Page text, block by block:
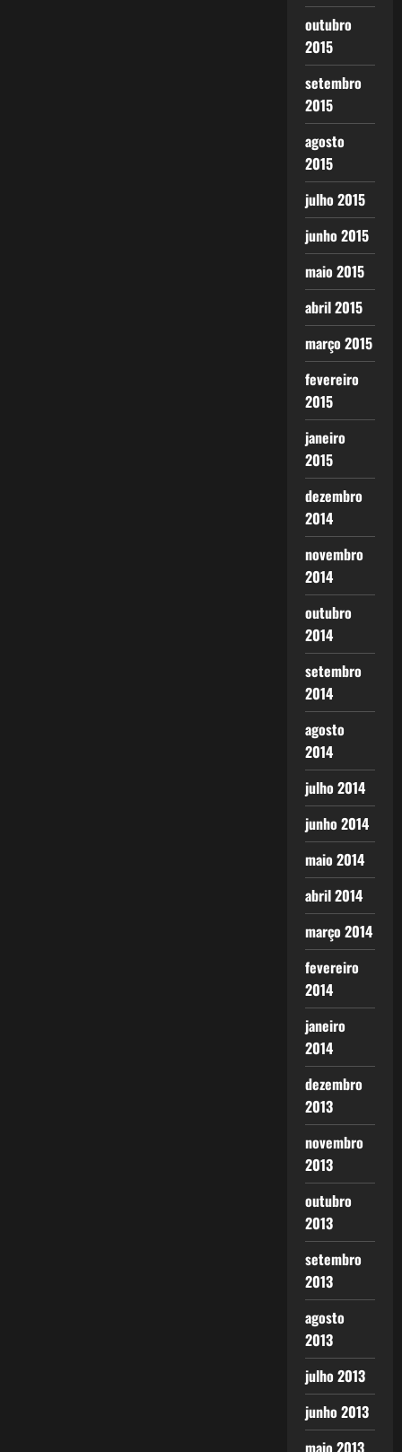
outubro
2015
setembro
2015
agosto
2015
julho 2015
junho 2015
maio 2015
abril 2015
março 2015
fevereiro
2015
janeiro
2015
dezembro
2014
novembro
2014
outubro
2014
setembro
2014
agosto
2014
julho 2014
junho 2014
maio 2014
abril 2014
março 2014
fevereiro
2014
janeiro
2014
dezembro
2013
novembro
2013
outubro
2013
setembro
2013
agosto
2013
julho 2013
junho 2013
maio 2013